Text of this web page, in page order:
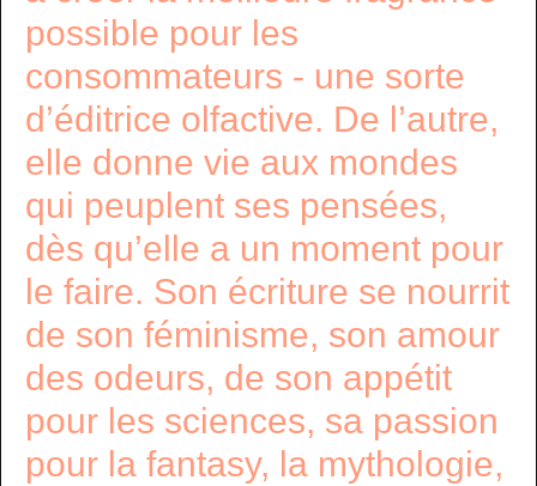
possible pour les
consommateurs - une sorte
d’éditrice olfactive. De l’autre,
elle donne vie aux mondes
qui peuplent ses pensées,
dès qu’elle a un moment pour
le faire. Son écriture se nourrit
de son féminisme, son amour
des odeurs, de son appétit
pour les sciences, sa passion
pour la fantasy, la mythologie,